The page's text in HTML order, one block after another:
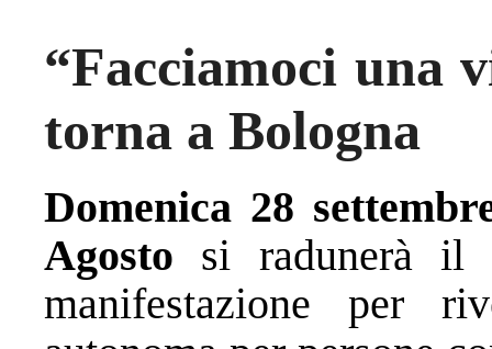
“Facciamoci una
torna a Bologna
Domenica 28
Agosto si radunerà il
manifestazione per